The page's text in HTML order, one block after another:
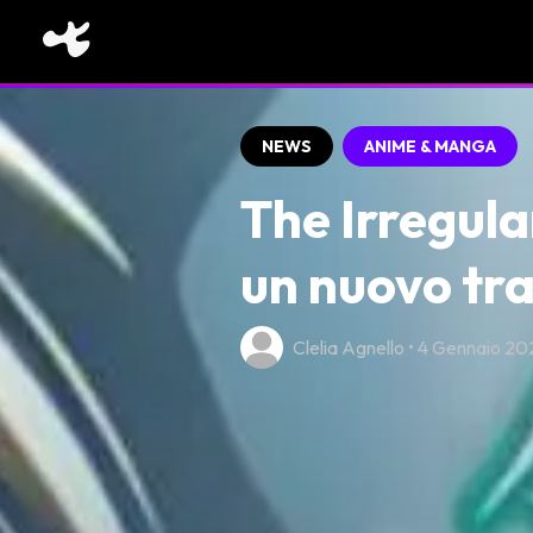
NEWS ANIME & MANGA
The
un nuovo
Clelia Agnello • 4 Gennaio